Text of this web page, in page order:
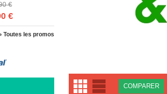
€
€
Toutes les promos